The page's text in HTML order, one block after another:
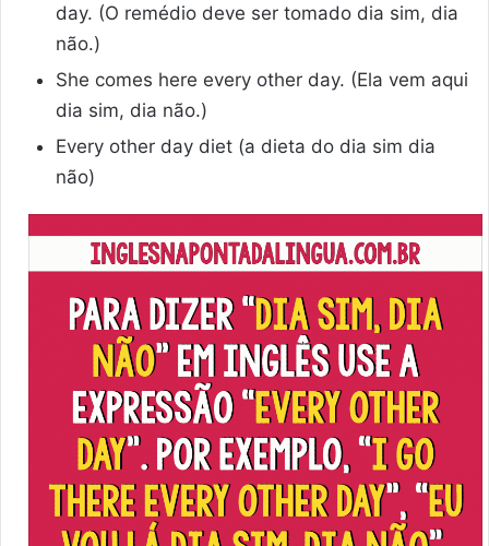
day. (O remédio deve ser tomado dia sim, dia
não.)
She comes here every other day. (Ela vem aqui
dia sim, dia não.)
Every other day diet (a dieta do dia sim dia
não)